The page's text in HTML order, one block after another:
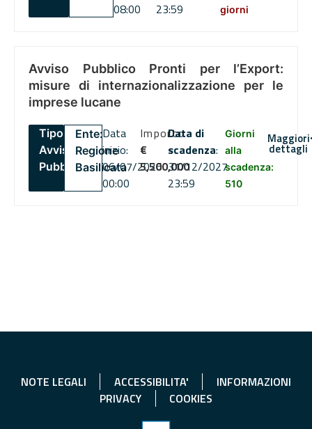
08:00
23:59
giorni
Avviso Pubblico Pronti per l’Export:
misure di internazionalizzazione per le
imprese lucane
Tipo:
Avviso
Pubblico
Ente:
Regione
Basilicata
Data
inizio:
06/07/2026
00:00
Importo
€
5,500,000
Data di
scadenza:
31/12/2027
23:59
Giorni
alla
scadenza:
510
Maggiori
dettagli
NOTE LEGALI ACCESSIBILITA'
INFORMAZIONI
PRIVACY
COOKIES